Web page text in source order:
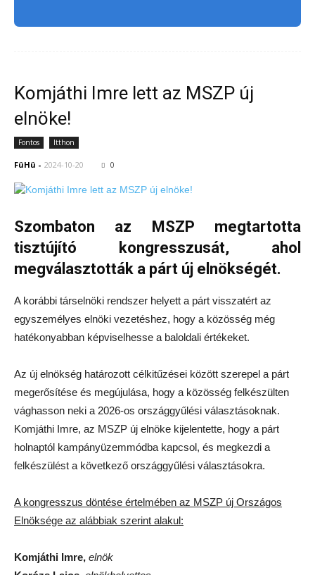
Komjáthi Imre lett az MSZP új
elnöke!
Fontos Itthon
FüHü - 2024-10-20 0
Szombaton az MSZP megtartotta
tisztújító kongresszusát, ahol
megválasztották a párt új elnökségét.
A korábbi társelnöki rendszer helyett a párt visszatért az
egyszemélyes elnöki vezetéshez, hogy a közösség még
hatékonyabban képviselhesse a baloldali értékeket.
Az új elnökség határozott célkitűzései között szerepel a párt
megerősítése és megújulása, hogy a közösség felkészülten
vághasson neki a 2026-os országgyűlési választásoknak.
Komjáthi Imre, az MSZP új elnöke kijelentette, hogy a párt
holnaptól kampányüzemmódba kapcsol, és megkezdi a
felkészülést a következő országgyűlési választásokra.
A kongresszus döntése értelmében az MSZP új Országos
Elnöksége az alábbiak szerint alakul:
Komjáthi Imre, elnök